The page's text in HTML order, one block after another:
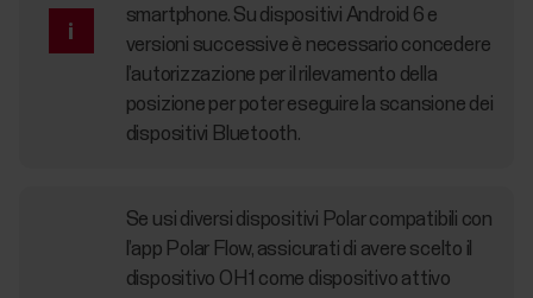
smartphone. Su dispositivi Android 6 e
versioni successive è necessario concedere
l’autorizzazione per il rilevamento della
posizione per poter eseguire la scansione dei
dispositivi Bluetooth.
Se usi diversi dispositivi Polar compatibili con
l’app Polar Flow, assicurati di avere scelto il
dispositivo OH1 come dispositivo attivo